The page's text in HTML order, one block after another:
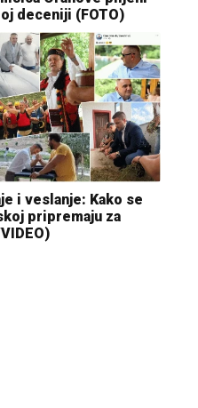
deceniji (FOTO)
i veslanje: Kako se
pripremaju za